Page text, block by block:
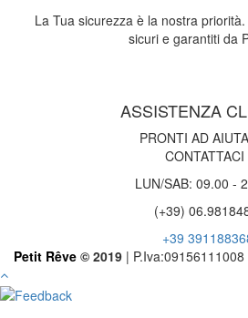
La Tua sicurezza è la nostra
sicuri e garantiti da
ASSISTENZA
PRONTI AD
CONTATTACI
LUN/SAB: 09.00 -
(+39)
+39
Petit Rêve © 2019 | P.Iva:09156111008